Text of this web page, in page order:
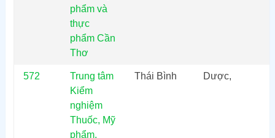
phẩm và
thực
phẩm Cần
Thơ
572
Trung tâm
Kiểm
nghiệm
Thuốc, Mỹ
phẩm,
Thái Bình Dược,